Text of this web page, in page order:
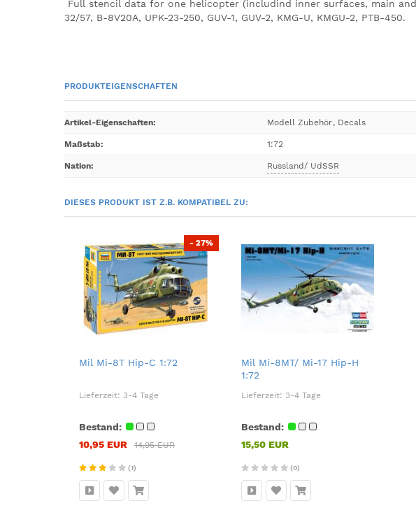
Full stencil data for one helicopter (includind inner surfaces, main
32/57, B-8V20A, UPK-23-250, GUV-1, GUV-2, KMG-U, KMGU-2, PTB-450.
PRODUKTEIGENSCHAFTEN
Artikel-Eigenschaften: Modell Zubehör, Decals
Maßstab: 1:72
Nation: Russland/ UdSSR
DIESES PRODUKT IST Z.B. KOMPATIBEL ZU:
Mil Mi-8T Hip-C 1:72
Lieferzeit: 3-4 Tage
Bestand:
10,95 EUR
14,95 EUR
- 27%
(1)
Mil Mi-8MT/ Mi-17 Hip-H
1:72
Lieferzeit: 3-4 Tage
Bestand:
15,50 EUR
(0)